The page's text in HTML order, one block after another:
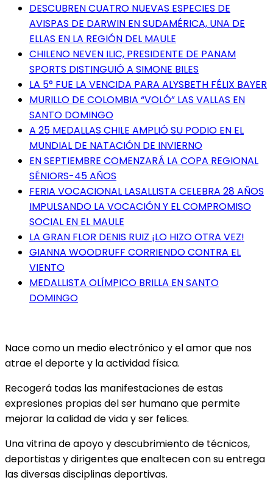
DESCUBREN CUATRO NUEVAS ESPECIES DE
AVISPAS DE DARWIN EN SUDAMÉRICA, UNA DE
ELLAS EN LA REGIÓN DEL MAULE
CHILENO NEVEN ILIC, PRESIDENTE DE PANAM
SPORTS DISTINGUIÓ A SIMONE BILES
LA 5° FUE LA VENCIDA PARA ALYSBETH FÉLIX BAYER
MURILLO DE COLOMBIA “VOLÓ” LAS VALLAS EN
SANTO DOMINGO
A 25 MEDALLAS CHILE AMPLIÓ SU PODIO EN EL
MUNDIAL DE NATACIÓN DE INVIERNO
EN SEPTIEMBRE COMENZARÁ LA COPA REGIONAL
SÉNIORS-45 AÑOS
FERIA VOCACIONAL LASALLISTA CELEBRA 28 AÑOS
IMPULSANDO LA VOCACIÓN Y EL COMPROMISO
SOCIAL EN EL MAULE
LA GRAN FLOR DENIS RUIZ ¡LO HIZO OTRA VEZ!
GIANNA WOODRUFF CORRIENDO CONTRA EL
VIENTO
MEDALLISTA OLÍMPICO BRILLA EN SANTO
DOMINGO
Nace como un medio electrónico y el amor que nos
atrae el deporte y la actividad física.
Recogerá todas las manifestaciones de estas
expresiones propias del ser humano que permite
mejorar la calidad de vida y ser felices.
Una vitrina de apoyo y descubrimiento de técnicos,
deportistas y dirigentes que enaltecen con su entrega
las diversas disciplinas deportivas.